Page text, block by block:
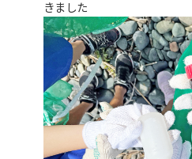
きました